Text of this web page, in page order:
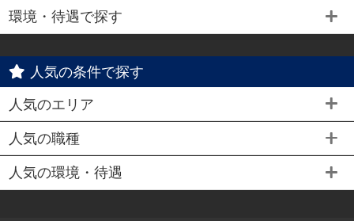
環境・待遇で探す
人気の条件で探す
人気のエリア
人気の職種
人気の環境・待遇